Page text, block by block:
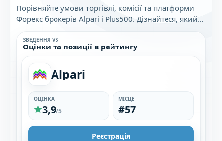
Порівняйте умови торгівлі, комісії та платформи
Форекс брокерів Alpari і Plus500. Дізнайтеся, який
брокер найкраще підходить саме вам.
ЗВЕДЕННЯ VS
Оцінки та позиції в рейтингу
Alpari
ОЦІНКА
3,9/5
МІСЦЕ
#57
Реєстрація